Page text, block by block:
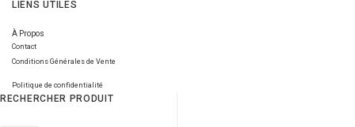
LIENS UTILES
À Propos
Contact
Conditions Générales de Vente
Politique de confidentialité
RECHERCHER PRODUIT